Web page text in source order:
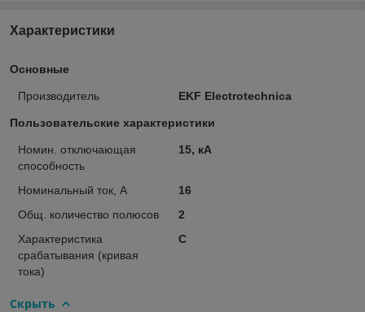
Характеристики
Основные
Производитель EKF Electrotechnica
Пользовательские характеристики
Номин. отключающая
способность
15, кА
Номинальный ток, А
16
Общ. количество полюсов
2
Характеристика
срабатывания (кривая
тока)
C
Скрыть